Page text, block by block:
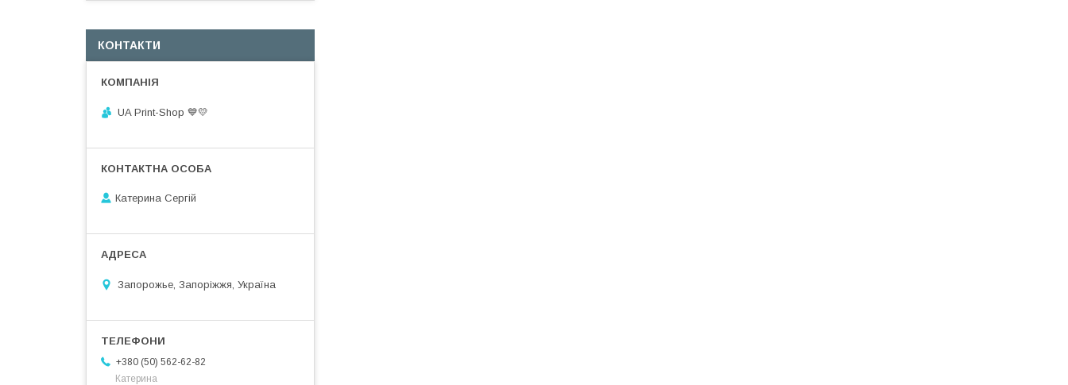
КОНТАКТИ
UA Print-Shop ​💙💛
Катерина Сергій
Запорожье, Запоріжжя, Україна
+380 (50) 562-62-82
Катерина